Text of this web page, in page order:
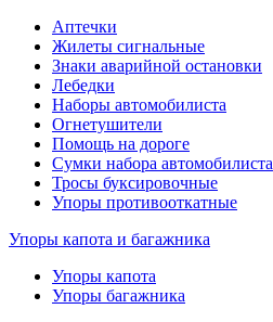
Аптечки
Жилеты сигнальные
Знаки аварийной остановки
Лебедки
Наборы автомобилиста
Огнетушители
Помощь на дороге
Сумки набора автомобилиста
Тросы буксировочные
Упоры противооткатные
Упоры капота и багажника
Упоры капота
Упоры багажника